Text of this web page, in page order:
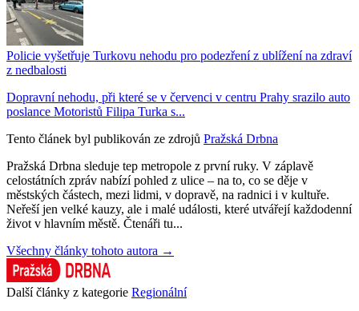
Policie vyšetřuje Turkovu nehodu pro podezření z ublížení na zdraví
z nedbalosti
Dopravní nehodu, při které se v červenci v centru Prahy srazilo auto
poslance Motoristů Filipa Turka s...
Tento článek byl publikován ze zdrojů Pražská Drbna
Pražská Drbna sleduje tep metropole z první ruky. V záplavě
celostátních zpráv nabízí pohled z ulice – na to, co se děje v
městských částech, mezi lidmi, v dopravě, na radnici i v kultuře.
Neřeší jen velké kauzy, ale i malé události, které utvářejí každodenní
život v hlavním městě. Čtenáři tu...
Všechny články tohoto autora →
Další články z kategorie Regionální